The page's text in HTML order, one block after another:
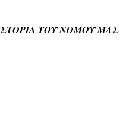
ΤΟΥ ΝΟΜΟΥ ΜΑΣ